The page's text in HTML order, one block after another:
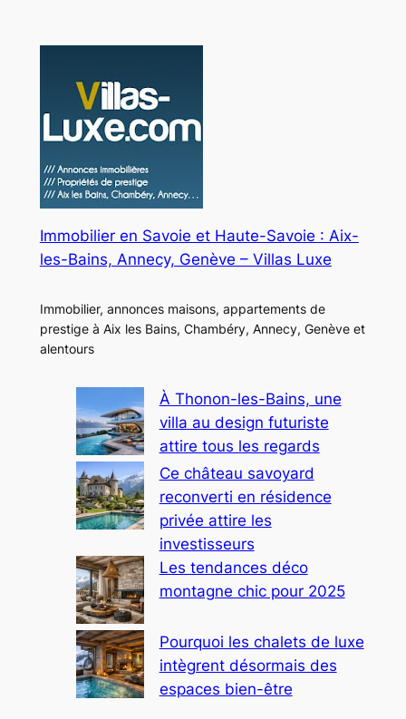
Immobilier en Savoie et Haute-Savoie : Aix-
les-Bains, Annecy, Genève – Villas Luxe
Immobilier, annonces maisons, appartements de
prestige à Aix les Bains, Chambéry, Annecy, Genève et
alentours
À Thonon-les-Bains, une
villa au design futuriste
attire tous les regards
Ce château savoyard
reconverti en résidence
privée attire les
investisseurs
Les tendances déco
montagne chic pour 2025
Pourquoi les chalets de luxe
intègrent désormais des
espaces bien-être